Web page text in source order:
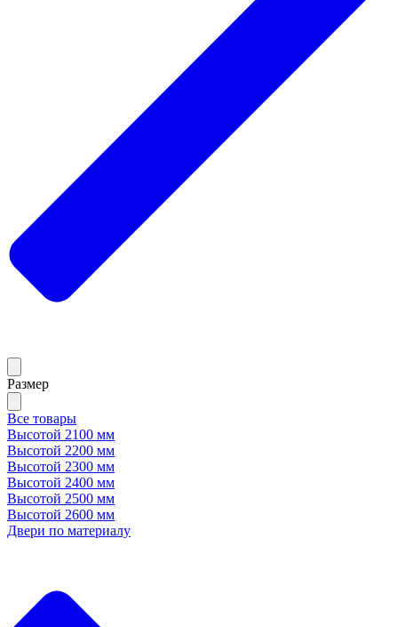
Размер
Все товары
Высотой 2100 мм
Высотой 2200 мм
Высотой 2300 мм
Высотой 2400 мм
Высотой 2500 мм
Высотой 2600 мм
Двери по материалу